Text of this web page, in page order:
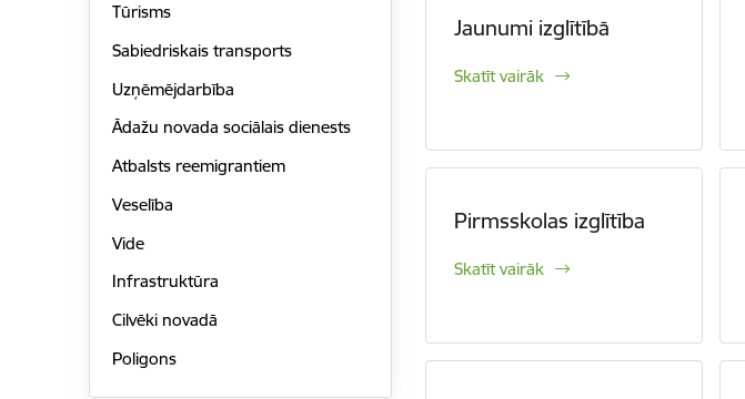
Tūrisms
Sabiedriskais transports
Uzņēmējdarbība
Ādažu novada sociālais dienests
Atbalsts reemigrantiem
Veselība
Vide
Infrastruktūra
Cilvēki novadā
Poligons
Jaunumi izglītībā
Skatīt vairāk
Pirmsskolas izglītība
Skatīt vairāk